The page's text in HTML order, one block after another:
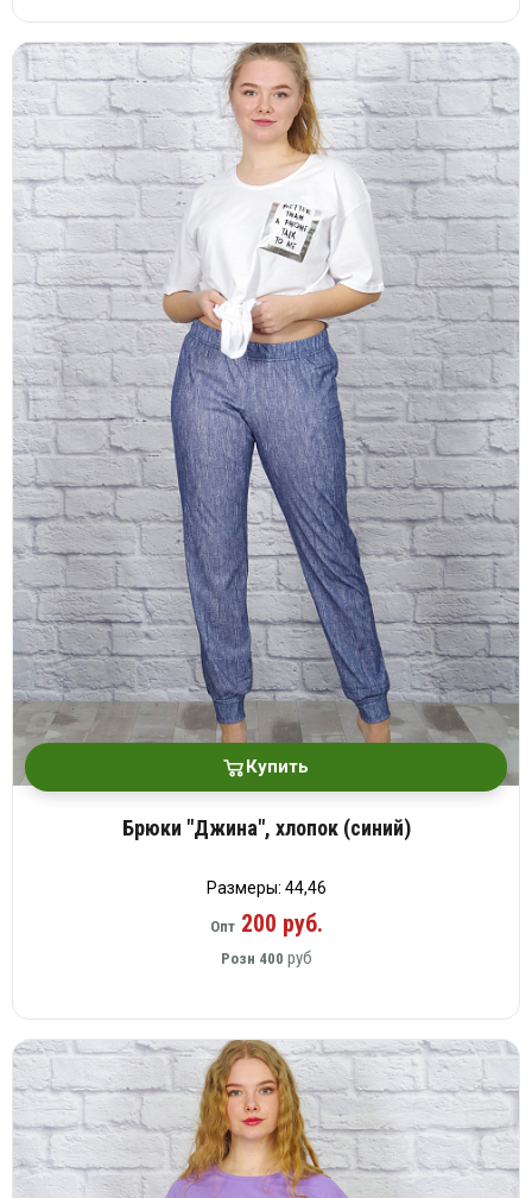
Купить
Брюки "Джина", хлопок (синий)
Размеры: 44,46
Опт200 руб.
Розн 400 руб